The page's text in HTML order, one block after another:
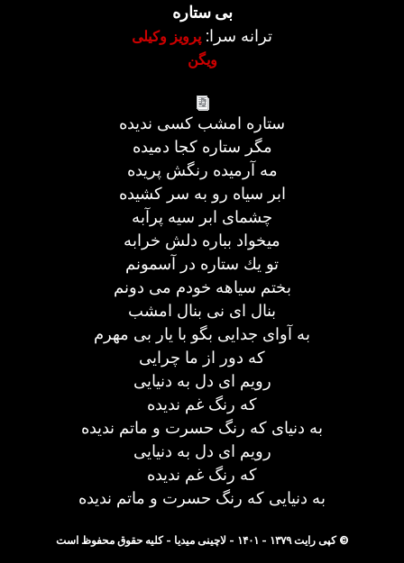
بی ستاره
ترانه سرا: پرویز وکیلی
ویگن
ستاره امشب كسی ندیده
مگر ستاره كجا دمیده
مه آرمیده رنگش پریده
ابر سیاه رو به سر كشیده
چشمای ابر سیه پرآبه
میخواد بباره دلش خرابه
تو یك ستاره در آسمونم
بختم سیاهه خودم می دونم
بنال ای نی بنال امشب
به آوای جدایی بگو با یار بی مهرم
كه دور از ما چرایی
رویم ای دل به دنیایی
كه رنگ غم ندیده
به دنیای كه رنگ حسرت و ماتم ندیده
رویم ای دل به دنیایی
كه رنگ غم ندیده
به دنیایی كه رنگ حسرت و ماتم ندیده
© کپی رایت ۱۳۷۹ - ۱۴۰۱ - لاچینی میدیا - کلیه حقوق محفوظ است